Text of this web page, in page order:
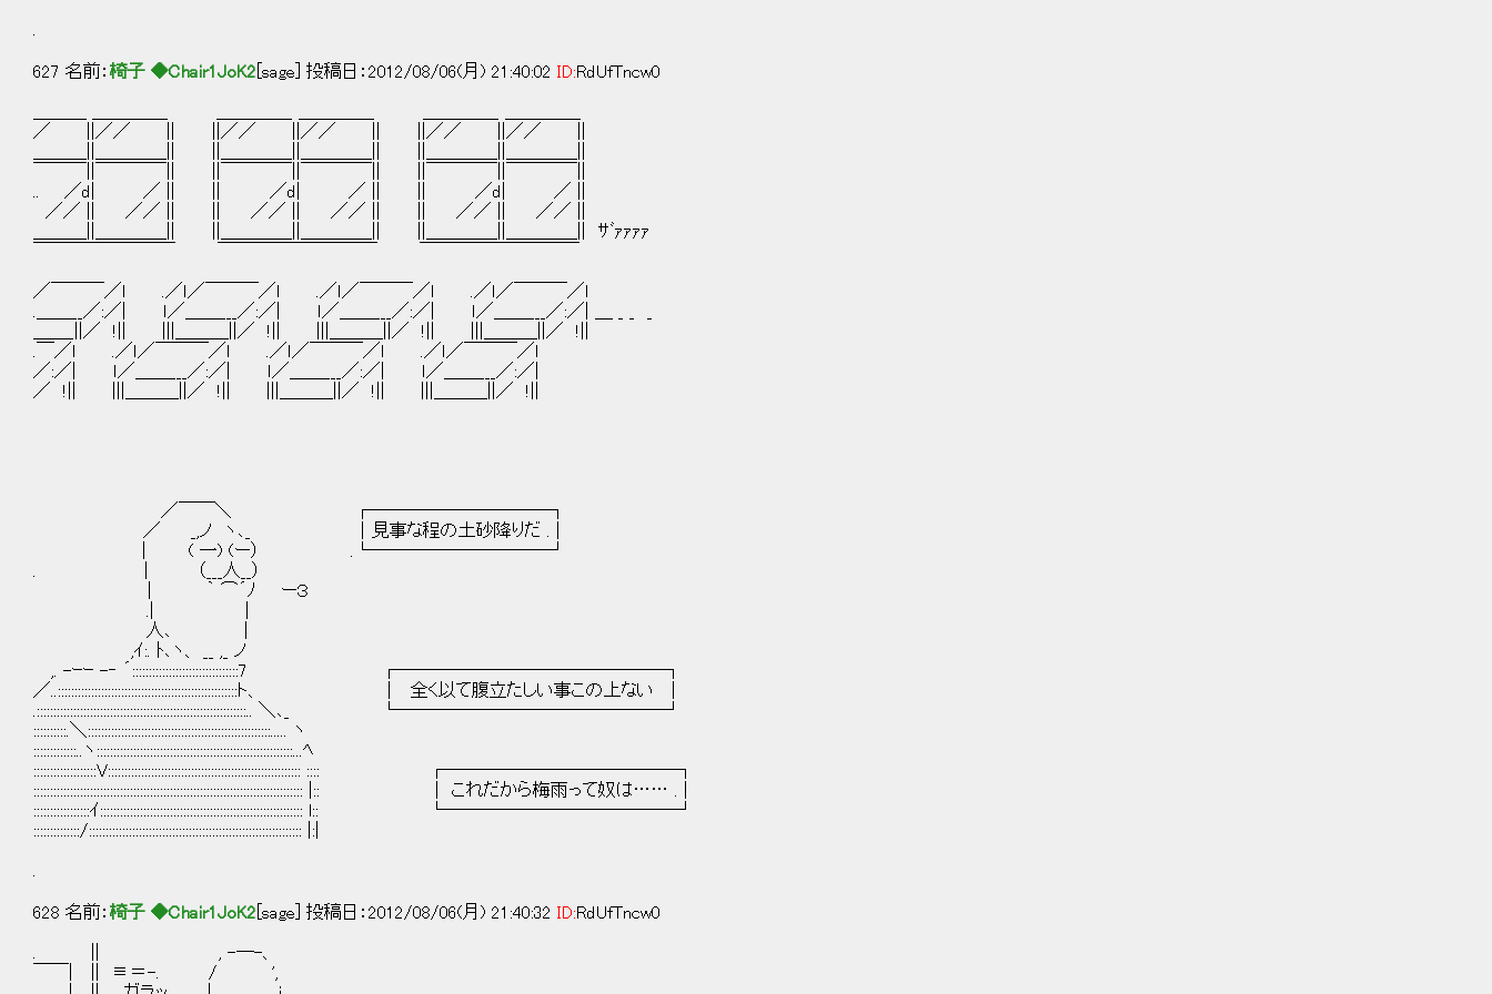
627 名前： 椅子 ◆Chair1JoK2 [sage] 投稿日：2012/08/06(月) 21:40:02 ID:RdUfTncw0
／ ||／／ || ||／／ ||／／ || ||／／ ||／／ ||
.. ／d| ／ || || ／d| ／ || || ／d| ／ ||
／／ || ／／ || || ／／ || ／／ || || ／／ || ／／ ||
＿＿＿||＿＿＿＿|| ||＿＿＿＿||＿＿＿＿|| ||＿＿＿＿||＿＿＿＿|| ｻﾞｧｧｧｧ
／￣￣￣／l .／ｌ／￣￣￣／l .／ｌ／￣￣￣／l .／ｌ／￣￣￣／l
.＿＿__／:／| ｌ／＿＿___／:／| ｌ／＿＿___／:／| ｌ／＿＿___／:／| ＿ _ _ _
＿＿_||／ !|| |||＿＿＿||／ !|| |||＿＿＿||／ !|| |||＿＿＿||／ !||
.￣／l .／ｌ／￣￣￣／l .／ｌ／￣￣￣／l .／ｌ／￣￣￣／l
／:／| ｌ／＿＿___／:／| ｌ／＿＿___／:／| ｌ／＿＿___／:／|
／ !|| |||＿＿＿||／ !|| |||＿＿＿||／ !|| |||＿＿＿||／ !||
／￣￣＼ ┌──────────┐
／ _,ノ ヽ､_ ｜見事な程の土砂降りだ . |
｜ ( 一) (ー） .└──────────┘
. ｜ （___人__）
| ｀ ⌒´ﾉ ー３
人､ |
,ｲ:. ﾄ､ヽ、 __ ,_ ノ
,. -ｰｰ -‐ ´::::::::::::::::::::::::::::::::7 ┌───────────────┐
／..::::::::::::::::::::::::::::::::::::::::::::::::::::::ト、 ｜ 全く以て腹立たしい事この上ない |
.:::::::::::::::::::::::::::::::::::::::::::::::::::::::::::::::.. ＼､_ └───────────────┘
::::::::::.＼:::::::::::::::::::::::::::::::::::::::::::::::::::::::..... ヽ
:::::::::::::..ヽ:::::::::::::::::::::::::::::::::::::::::::::::::::::::::::...ﾍ
:::::::::::::::::::V:::::::::::::::::::::::::::::::::::::::::::::::::::::::::: :::: ┌─────────────┐
::::::::::::::::::::::::::::::::::::::::::::::::::::::::::::::::::::::::::::::::: |:: ｜ これだから梅雨って奴は…… . |
:::::::::::::::::ｲ::::::::::::::::::::::::::::::::::::::::::::::::::::::::::::: l:: └─────────────┘
::::::::::::::/:::::::::::::::::::::::::::::::::::::::::::::::::::::::::::::::: |:|
628 名前： 椅子 ◆Chair1JoK2 [sage] 投稿日：2012/08/06(月) 21:40:32 ID:RdUfTncw0
. || , -─-、
￣￣| || ≡＝-. / ',